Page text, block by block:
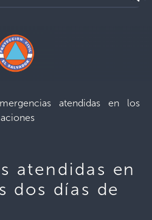
atendidas en los
atendidas en
dos días de